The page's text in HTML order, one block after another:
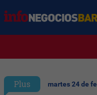
Plus martes 24 de